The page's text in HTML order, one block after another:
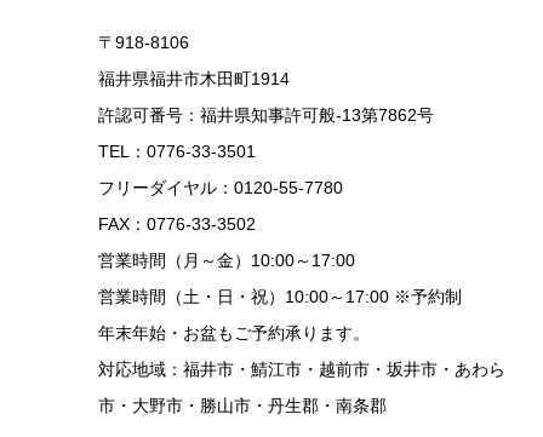
〒918-8106
福井県福井市木田町1914
許認可番号：福井県知事許可般-13第7862号
TEL：0776-33-3501
フリーダイヤル：0120-55-7780
FAX：0776-33-3502
営業時間（月～金）10:00～17:00
営業時間（土・日・祝）10:00～17:00 ※予約制
年末年始・お盆もご予約承ります。
対応地域：福井市・鯖江市・越前市・坂井市・あわら
市・大野市・勝山市・丹生郡・南条郡